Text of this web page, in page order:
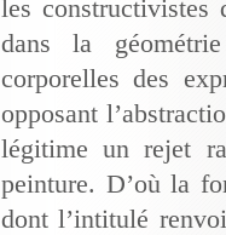
les constructivistes
dans la
corporelles des
opposant
légitime un rejet
peinture. D’où la
dont l’intitulé